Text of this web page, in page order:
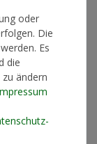
oder
Die
Es
die
ändern